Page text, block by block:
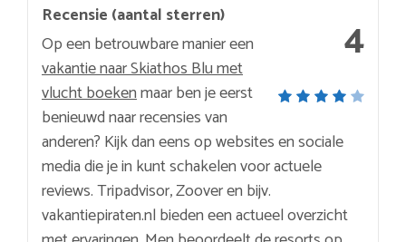
4
Recensie (aantal sterren)
Op een betrouwbare manier een
vakantie naar Skiathos Blu met
vlucht boekenmaar ben je eerst
benieuwd naar recensies van
anderen? Kijk dan eens op websites en sociale
media die je in kunt schakelen voor actuele
reviews. Tripadvisor, Zoover en bijv.
vakantiepiraten.nl bieden een actueel overzicht